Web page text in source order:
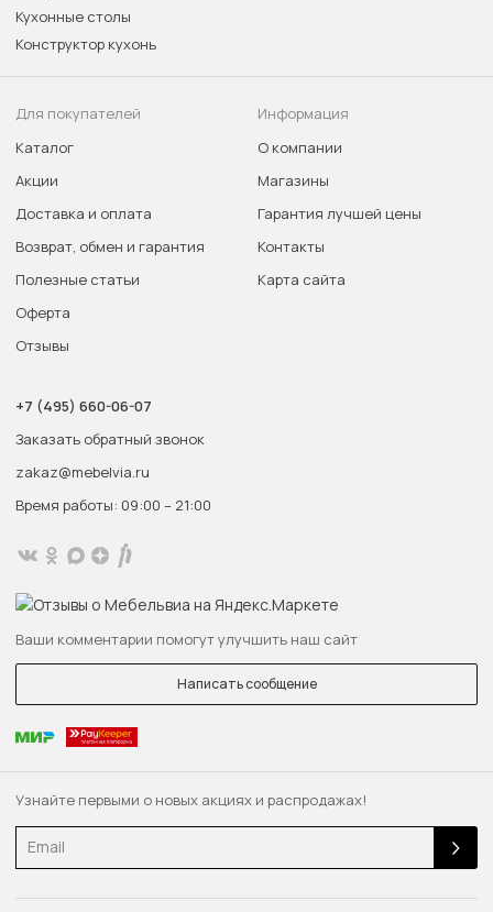
Узнайте первыми о новых акциях и распродажах!
Email
Кухонные столы
Конструктор кухонь
Для покупателей
Каталог
Акции
Доставка и оплата
Возврат, обмен и гарантия
Полезные статьи
Оферта
Отзывы
Информация
О компании
Магазины
Гарантия лучшей цены
Контакты
Карта сайта
+7 (495) 660-06-07
Заказать обратный звонок
zakaz@mebelvia.ru
Время работы: 09:00 – 21:00
Ваши комментарии помогут улучшить наш сайт
Написать сообщение